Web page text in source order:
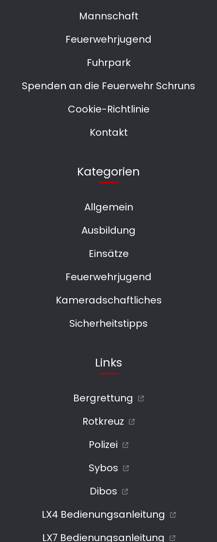
Mannschaft
Feuerwehrjugend
Fuhrpark
Spenden an die Feuerwehr Schruns
Cookie-Richtlinie
Kontakt
Kategorien
Allgemein
Ausbildung
Einsätze
Feuerwehrjugend
Kameradschaftliches
Sicherheitstipps
Links
Bergrettung
Rotkreuz
Polizei
Sybos
Dibos
LX4 Bedienungsanleitung
LX7 Bedienungsanleitung